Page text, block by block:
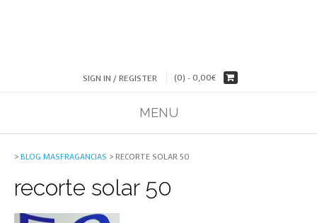
SIGN IN / REGISTER (0) -0,00€
MENU
> BLOG MASFRAGANCIAS > RECORTE SOLAR 50
recorte solar 50